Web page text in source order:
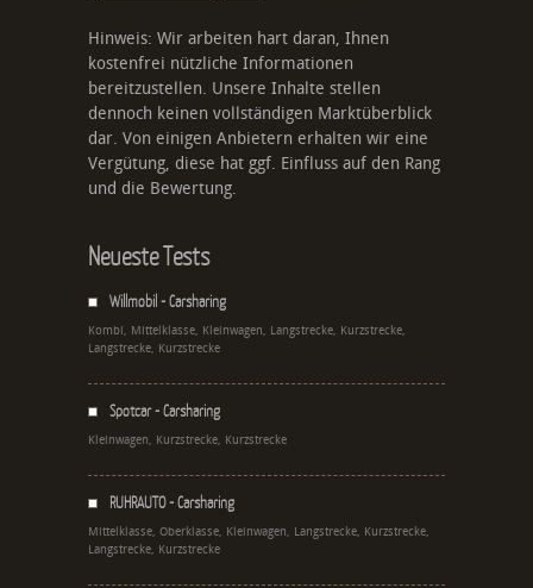
Hinweis: Wir arbeiten hart daran, Ihnen
kostenfrei nützliche Informationen
bereitzustellen. Unsere Inhalte stellen
dennoch keinen vollständigen Marktüberblick
dar. Von einigen Anbietern erhalten wir eine
Vergütung, diese hat ggf. Einfluss auf den Rang
und die Bewertung.
Neueste Tests
Willmobil - Carsharing
Kombi, Mittelklasse, Kleinwagen, Langstrecke, Kurzstrecke,
Langstrecke, Kurzstrecke
Spotcar - Carsharing
Kleinwagen, Kurzstrecke, Kurzstrecke
RUHRAUTO - Carsharing
Mittelklasse, Oberklasse, Kleinwagen, Langstrecke, Kurzstrecke,
Langstrecke, Kurzstrecke